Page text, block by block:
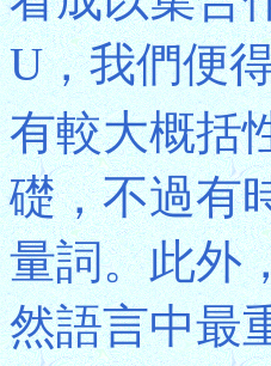
U，我們便
有較大概括
礎，不過有
量詞。此外
然語言中最